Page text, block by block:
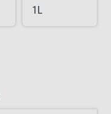
1L